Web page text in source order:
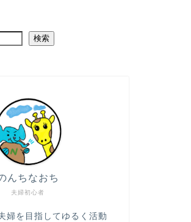
検索
夫婦初心者
んちなおち
婦を目指してゆるく活動